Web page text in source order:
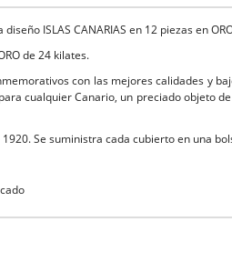
ISLAS CANARIAS en 12 piezas en
de 24 kilates.
con las mejores calidades y
cualquier Canario, un preciado objeto
Se suministra cada cubierto en una